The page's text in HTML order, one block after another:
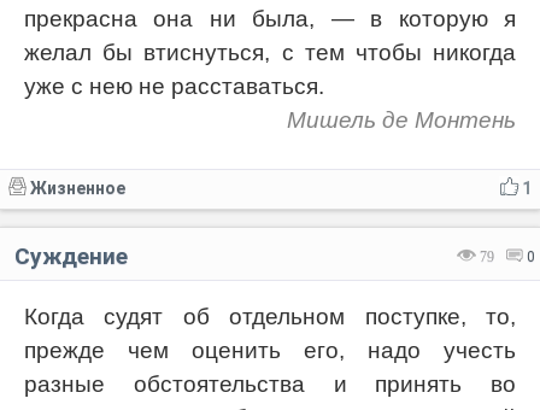
прекрасна она ни была, — в которую я
желал бы втиснуться, с тем чтобы никогда
уже с нею не расставаться.
Мишель де Монтень
1
Жизненное
79 0
Суждение
Когда судят об отдельном поступке, то,
прежде чем оценить его, надо учесть
разные обстоятельства и принять во